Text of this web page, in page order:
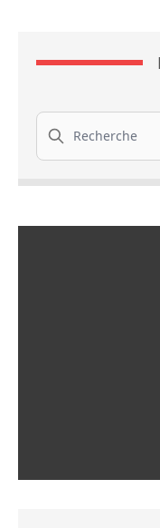
Recherche